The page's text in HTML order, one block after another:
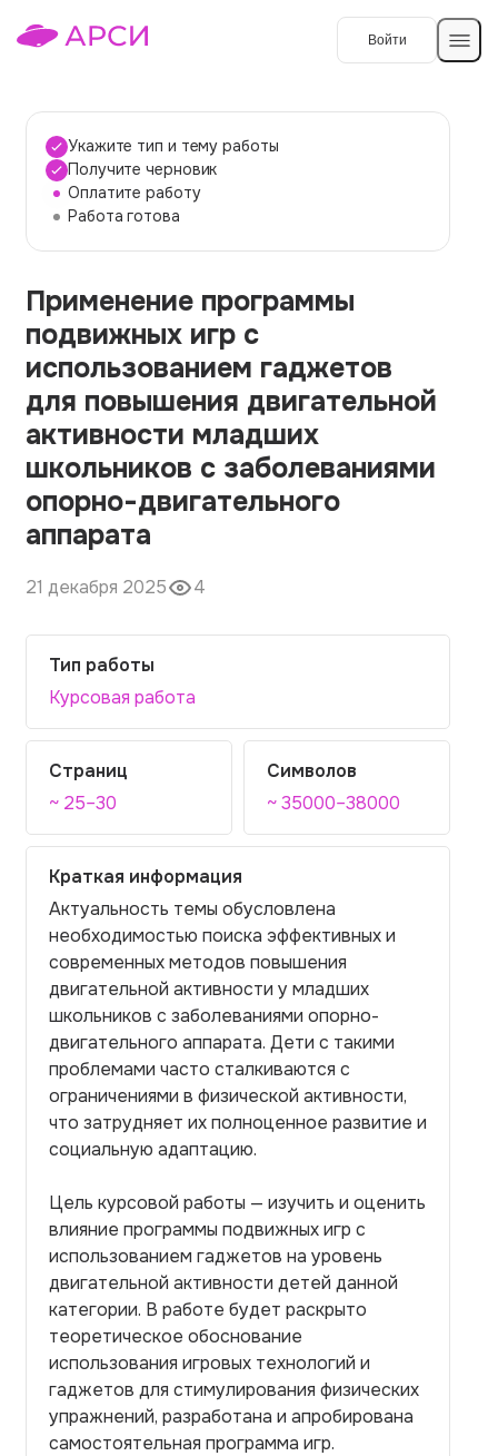
Войти
Темы работ
О сервисе
О компании
Наши гарантии
Порядок оплаты
Вопросы и ответы
Отзывы
Контакты
Укажите тип и тему работы
Получите черновик
Оплатите работу
Работа готова
Применение программы
подвижных игр с
использованием гаджетов
для повышения двигательной
активности младших
школьников с заболеваниями
опорно-двигательного
аппарата
21 декабря 2025 4
Тип работы
Курсовая работа
Страниц
~ 25–30
Символов
~ 35000–38000
Краткая информация
Актуальность темы обусловлена
необходимостью поиска эффективных и
современных методов повышения
двигательной активности у младших
школьников с заболеваниями опорно-
двигательного аппарата. Дети с такими
проблемами часто сталкиваются с
ограничениями в физической активности,
что затрудняет их полноценное развитие и
социальную адаптацию.
Цель курсовой работы — изучить и оценить
влияние программы подвижных игр с
использованием гаджетов на уровень
двигательной активности детей данной
категории. В работе будет раскрыто
теоретическое обоснование
использования игровых технологий и
гаджетов для стимулирования физических
упражнений, разработана и апробирована
самостоятельная программа игр.